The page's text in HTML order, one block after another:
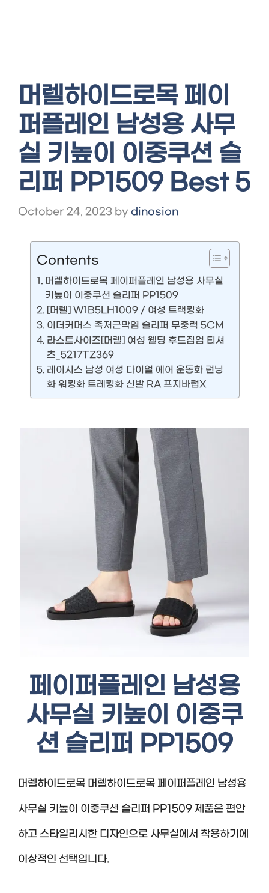
머렐하이드로목 페이
퍼플레인 남성용 사무
실 키높이 이중쿠션 슬
리퍼 PP1509 Best 5
October 24, 2023 by dinosion
Contents
머렐하이드로목 페이퍼플레인 남성용 사무실
키높이 이중쿠션 슬리퍼 PP1509
[머렐] W1B5LH1009 / 여성 트랙킹화
이더커머스 족저근막염 슬리퍼 무중력 5CM
라스트사이즈[머렐] 여성 웰딩 후드집업 티셔
츠_5217TZ369
레이시스 남성 여성 다이얼 에어 운동화 런닝
화 워킹화 트레킹화 신발 RA 프지바럽X
페이퍼플레인 남성용
사무실 키높이 이중쿠
션 슬리퍼 PP1509
머렐하이드로목 머렐하이드로목 페이퍼플레인 남성용
사무실 키높이 이중쿠션 슬리퍼 PP1509 제품은 편안
하고 스타일리시한 디자인으로 사무실에서 착용하기에
이상적인 선택입니다.